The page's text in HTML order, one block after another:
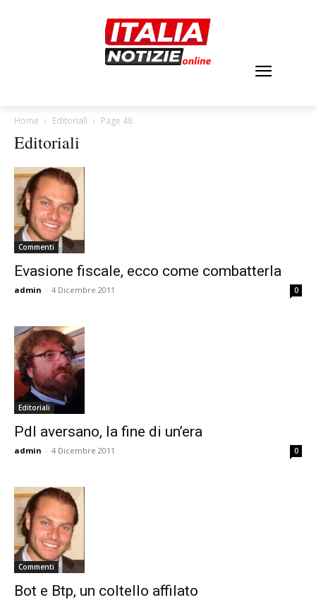
Home Editoriali Page 48
Editoriali
Commenti
Evasione fiscale, ecco come combatterla
admin - 4 Dicembre 2011 0
Editoriali
Pdl aversano, la fine di un’era
admin - 4 Dicembre 2011 0
Commenti
Bot e Btp, un coltello affilato